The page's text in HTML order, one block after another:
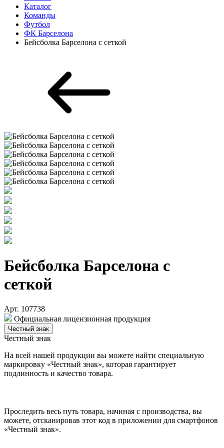
Каталог
Команды
Футбол
ФК Барселона
Бейсболка Барселона с сеткой
Бейсболка Барселона с
сеткой
Арт. 107738
Официальная лицензионная продукция
Честный знак
Честный знак
На всей нашей продукции вы можете найти специальную
маркировку «Честный знак», которая гарантирует
подлинность и качество товара.
Проследить весь путь товара, начиная с производства, вы
можете, отсканировав этот код в приложении для смартфонов
«Честный знак».